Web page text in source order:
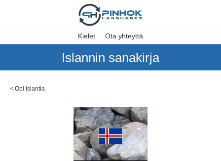
Kielet Ota yhteyttä
Islannin sanakirja
< Opi Islantia